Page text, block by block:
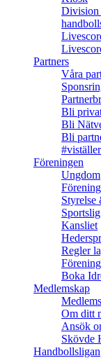
Division
Partners
Våra
Bli
Bli
Bli
Föreningen
Ungdom
Styrelse
Kansliet
Regler
Boka
Medlemskap
Om ditt
Ansök
Skövde
Handbollsligan